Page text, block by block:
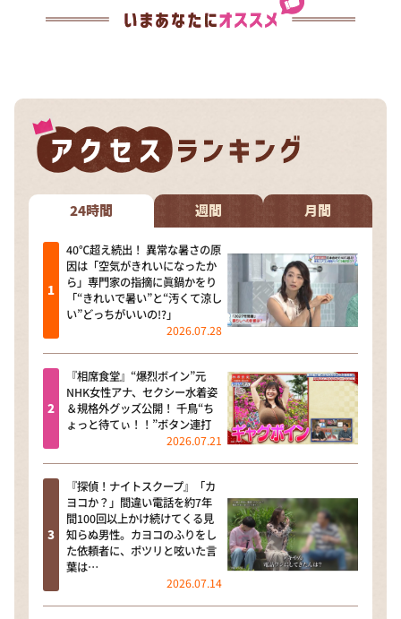
24時間 週間 月間
40℃超え続出！ 異常な暑さの原
因は「空気がきれいになったか
ら」専門家の指摘に眞鍋かをり
「“きれいで暑い”と“汚くて涼し
い”どっちがいいの!?」
2026.07.28
『相席食堂』“爆烈ボイン”元
NHK女性アナ、セクシー水着姿
＆規格外グッズ公開！ 千鳥“ち
ょっと待てぃ！！”ボタン連打
2026.07.21
『探偵！ナイトスクープ』「カ
ヨコか？」間違い電話を約7年
間100回以上かけ続けてくる見
知らぬ男性。カヨコのふりをし
た依頼者に、ポツリと呟いた言
葉は…
2026.07.14